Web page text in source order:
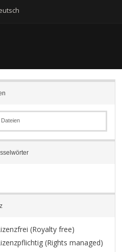
Dateien
(Royalty free)
(Rights managed)